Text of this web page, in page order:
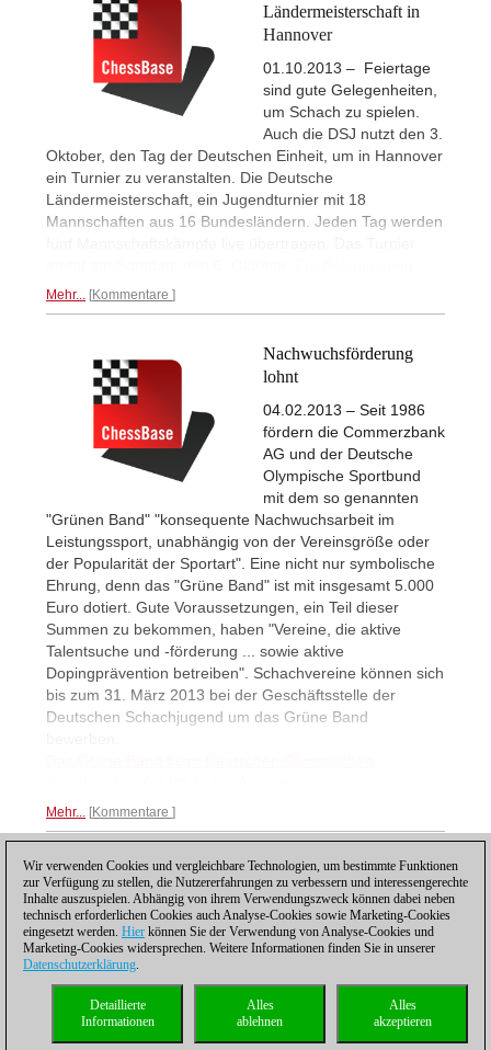
Ländermeisterschaft in
Hannover
01.10.2013 – Feiertage
sind gute Gelegenheiten,
um Schach zu spielen.
Auch die DSJ nutzt den 3.
Oktober, den Tag der Deutschen Einheit, um in Hannover
ein Turnier zu veranstalten. Die Deutsche
Ländermeisterschaft, ein Jugendturnier mit 18
Mannschaften aus 16 Bundesländern. Jeden Tag werden
Mehr... Kommentare
Nachwuchsförderung
lohnt
04.02.2013 – Seit 1986
fördern die Commerzbank
AG und der Deutsche
Olympische Sportbund
mit dem so genannten
"Grünen Band" "konsequente Nachwuchsarbeit im
Leistungssport, unabhängig von der Vereinsgröße oder
der Popularität der Sportart". Eine nicht nur symbolische
Ehrung, denn das "Grüne Band" ist mit insgesamt 5.000
Euro dotiert. Gute Voraussetzungen, ein Teil dieser
Summen zu bekommen, haben "Vereine, die aktive
Talentsuche und -förderung ... sowie aktive
Dopingprävention betreiben". Schachvereine können sich
bis zum 31. März 2013 bei der Geschäftsstelle der
Deutschen Schachjugend um das Grüne Band
Mehr... Kommentare
1
Datenschutzhinweis| Kontakt| |Lizenzen
Compliance Hotline|
Wir verwenden Cookies und vergleichbare Technologien, um bestimmte Funktionen
zur Verfügung zu stellen, die Nutzererfahrungen zu verbessern und interessengerechte
Inhalte auszuspielen. Abhängig von ihrem Verwendungszweck können dabei neben
technisch erforderlichen Cookies auch Analyse-Cookies sowie Marketing-Cookies
eingesetzt werden. Hier können Sie der Verwendung von Analyse-Cookies und
Marketing-Cookies widersprechen. Weitere Informationen finden Sie in unserer
Datenschutzerklärung.
Alles
akzeptieren
Alles
ablehnen
Detaillierte
Informationen